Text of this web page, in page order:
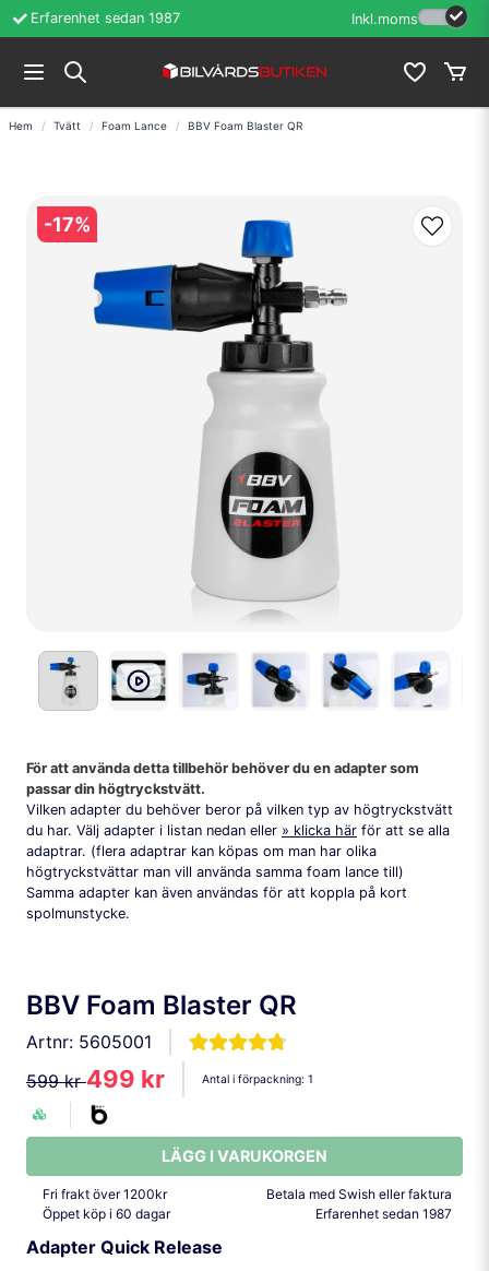
Erfarenhet sedan 1987 Inkl.moms
Hem Tvätt Foam Lance BBV Foam Blaster QR
-17%
För att använda detta tillbehör behöver du en adapter som
passar din högtryckstvätt.
Vilken adapter du behöver beror på vilken typ av högtryckstvätt
du har. Välj adapter i listan nedan eller
klicka här för att se alla
adaptrar. (flera adaptrar kan köpas om man har olika
högtryckstvättar man vill använda samma foam lance till)
Samma adapter kan även användas för att koppla på kort
spolmunstycke.
BBV Foam Blaster QR
Artnr: 5605001
599 kr499 kr Antal i förpackning: 1
LÄGG I VARUKORGEN
Fri frakt över 1200kr
Betala med Swish eller faktura
Öppet köp i 60 dagar
Erfarenhet sedan 1987
Adapter Quick Release